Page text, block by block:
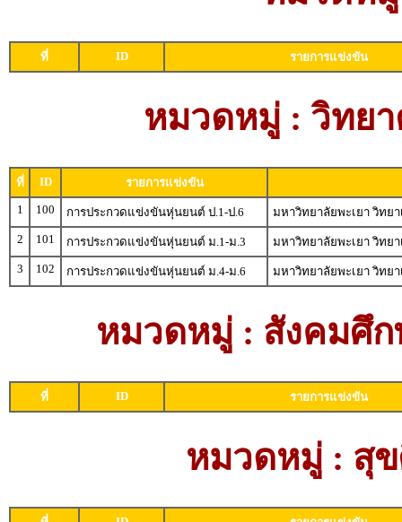
ที่ ID รายการแข่งขัน
หมวดหมู่ : วิทย
ที่ ID
รายการแข่งขัน
1
100 การประกวดแข่งขันหุ่นยนต์ ป.1-ป.6
มหาวิทยาลัยพะเยา วิทย
2
101 การประกวดแข่งขันหุ่นยนต์ ม.1-ม.3
มหาวิทยาลัยพะเยา วิทย
3
102 การประกวดแข่งขันหุ่นยนต์ ม.4-ม.6 มหาวิทยาลัยพะเยา วิทย
หมวดหมู่ : สังคมศึ
ที่ ID รายการแข่งขัน
หมวดหมู่ : สุ